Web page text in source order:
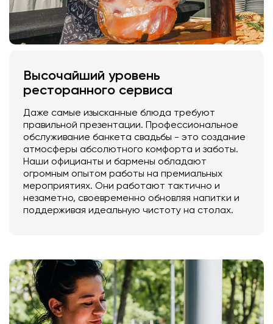
Высочайший уровень
ресторанного сервиса
Даже самые изысканные блюда требуют
правильной презентации. Профессиональное
обслуживание банкета свадьбы - это создание
атмосферы абсолютного комфорта и заботы.
Наши официанты и бармены обладают
огромным опытом работы на премиальных
мероприятиях. Они работают тактично и
незаметно, своевременно обновляя напитки и
поддерживая идеальную чистоту на столах.